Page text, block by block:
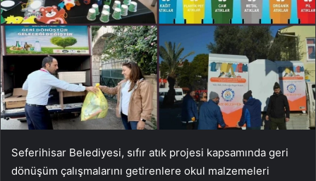
Seferihisar Belediyesi, sıfır atık projesi kapsamında geri
dönüşüm çalışmalarını getirenlere okul malzemeleri